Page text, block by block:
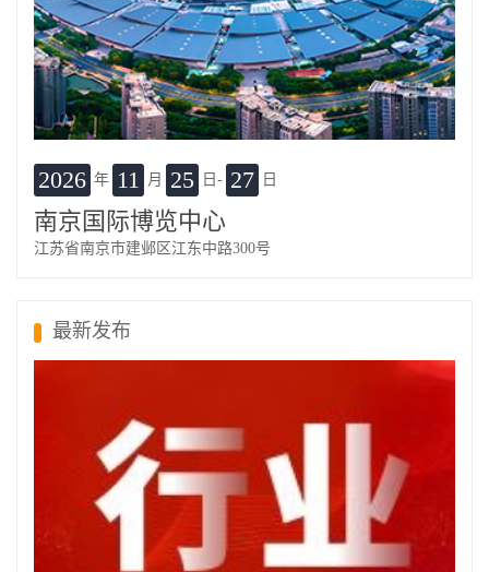
2026 年 11 月 25 日- 27 日
南京国际博览中心
江苏省南京市建邺区江东中路300号
最新发布